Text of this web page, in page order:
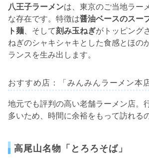
八王子ラーメンは、東京のご当地ラー
な存在です。特徴は醤油ベースのスー
ト麺、そして刻み玉ねぎがトッピング
ねぎのシャキシャキとした食感とほの
ランスを生み出します。
おすすめ店：「みんみんラーメン本店
地元でも評判の高い老舗ラーメン店。
多いため、時間に余裕をもって訪れる
高尾山名物「とろろそば」